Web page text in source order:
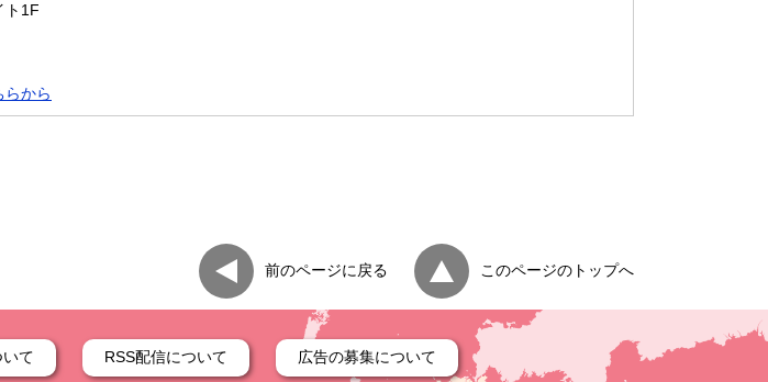
ト1F
らから
前のページに戻る このページのトップへ
て RSS配信について 広告の募集について